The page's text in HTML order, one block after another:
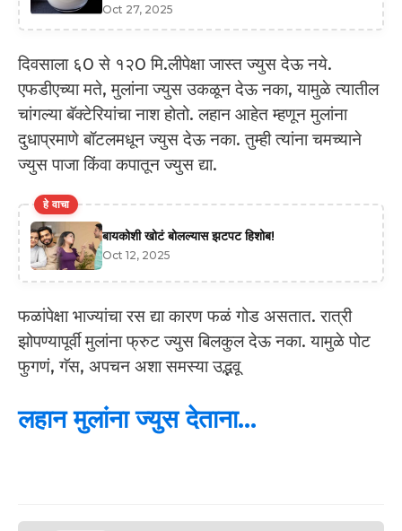
Oct 27, 2025
दिवसाला ६0 से १२0 मि.लीपेक्षा जास्त ज्युस देऊ नये.
एफडीएच्या मते, मुलांना ज्युस उकळून देऊ नका, यामुळे त्यातील
चांगल्या बॅक्टेरियांचा नाश होतो. लहान आहेत म्हणून मुलांना
दुधाप्रमाणे बॉटलमधून ज्युस देऊ नका. तुम्ही त्यांना चमच्याने
ज्युस पाजा किंवा कपातून ज्युस द्या.
हे वाचा
बायकोशी खोटं बोलल्यास झटपट हिशोब!
Oct 12, 2025
फळांपेक्षा भाज्यांचा रस द्या कारण फळं गोड असतात. रात्री
झोपण्यापूर्वी मुलांना फ्रुट ज्युस बिलकुल देऊ नका. यामुळे पोट
फुगणं, गॅस, अपचन अशा समस्या उद्भवू
लहान मुलांना ज्युस देताना…